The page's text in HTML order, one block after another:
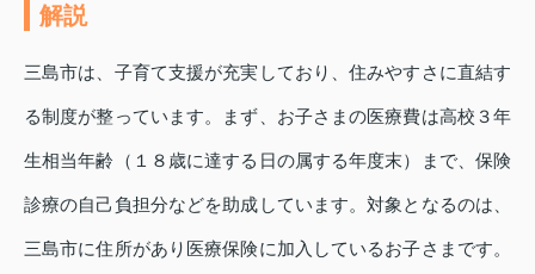
解説
三島市は、子育て支援が充実しており、住みやすさに直結す
る制度が整っています。まず、お子さまの医療費は高校３年
生相当年齢（１８歳に達する日の属する年度末）まで、保険
診療の自己負担分などを助成しています。対象となるのは、
三島市に住所があり医療保険に加入しているお子さまです。